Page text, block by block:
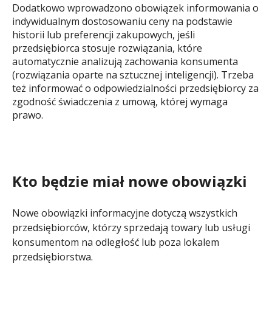
Dodatkowo wprowadzono obowiązek informowania o
indywidualnym dostosowaniu ceny na podstawie
historii lub preferencji zakupowych, jeśli
przedsiębiorca stosuje rozwiązania, które
automatycznie analizują zachowania konsumenta
(rozwiązania oparte na sztucznej inteligencji). Trzeba
też informować o odpowiedzialności przedsiębiorcy za
zgodność świadczenia z umową, której wymaga
prawo.
Kto będzie miał nowe obowiązki
Nowe obowiązki informacyjne dotyczą wszystkich
przedsiębiorców, którzy sprzedają towary lub usługi
konsumentom na odległość lub poza lokalem
przedsiębiorstwa.